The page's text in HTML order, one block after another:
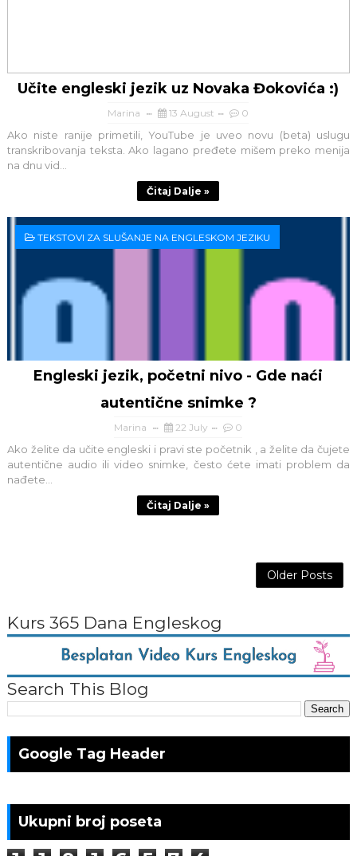
Učite engleski jezik uz Novaka Đokovića :)
Marina 13 August 0
Ako niste ranije primetili, YouTube je uveo novu (beta) uslugu
transkribovanja teksta. Ako lagano pređete mišem preko menija
na dnu vid...
Čitaj Dalje »
TEKSTOVI ZA SLUŠANJE NA ENGLESKOM JEZIKU
Engleski jezik, početni nivo - Gde naći
autentične snimke ?
Marina 22 July 0
Ako želite da učite engleski i pravi ste početnik , a želite da čujete
autentične audio ili video snimke, često ćete imati problem da
nađete...
Čitaj Dalje »
Older Posts
Kurs 365 Dana Engleskog
Search This Blog
Google Tag Header
Ukupni broj poseta